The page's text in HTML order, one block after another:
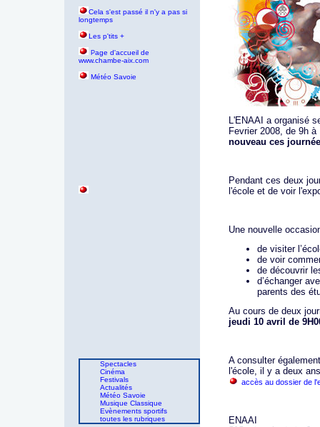
Cela s'est passé il n'y a pas si
longtemps
Les p'tits +
Page d'accueil de
www.chambe-aix.com
Météo Savoie
Spectacles
Cinéma
Festivals
Actualités
Météo Savoie
Musique Classique
Evènements sportifs
toutes les rubriques
L'ENAAI a organisé
Fevrier 2008, de 9h
nouveau ces
Pendant ces deux
l'école et de voir
Une nouvelle
de visiter
de voir
de découvrir
d’échanger
parents des
Au cours de deux
jeudi 10 avril de 9
A consulter
l'école, il y a deux
accès au dossier de
ENAAI